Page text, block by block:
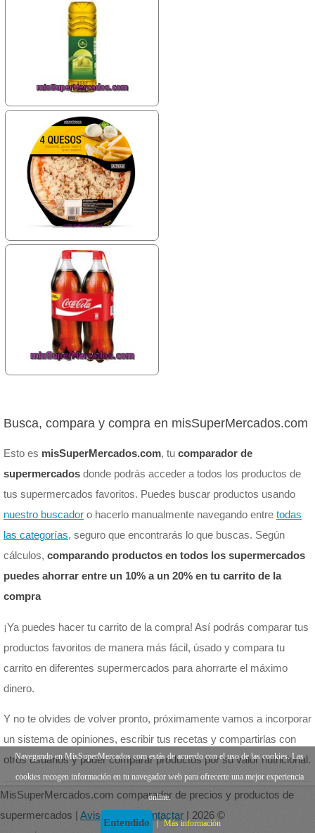
Busca, compara y compra en misSuperMercados.com
Esto es misSuperMercados.com, tu comparador de
supermercados donde podrás acceder a todos los productos de
tus supermercados favoritos. Puedes buscar productos usando
nuestro buscador o hacerlo manualmente navegando entre todas
las categorías, seguro que encontrarás lo que buscas. Según
cálculos, comparando productos en todos los supermercados
puedes ahorrar entre un 10% a un 20% en tu carrito de la
compra
¡Ya puedes hacer tu carrito de la compra! Así podrás comparar tus
productos favoritos de manera más fácil, úsado y compara tu
carrito en diferentes supermercados para ahorrarte el máximo
dinero.
Y no te olvides de volver pronto, próximamente vamos a incorporar
un sistema de opiniones, escribir tus recetas y compartirlas con
otros usuarios y poder comparar productos por su valor nutricional.
MisSuperMercados.com comparador de precios y productos de
supermercados | Aviso legal Contactar | 2026 ©
Navegando en MisSuperMercados.com estás de acuerdo con el uso de las cookies. Las
cookies recogen información en tu navegador web para ofrecerte una mejor experiencia
online.
Entendido | Más información